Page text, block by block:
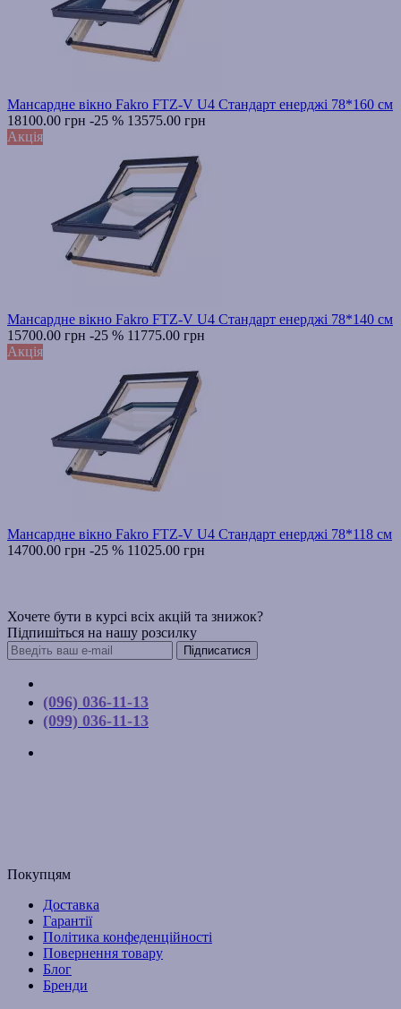
Мансардне вікно Fakro FTZ-V U4 Стандарт енерджі 78*160 см
18100.00 грн -25 % 13575.00 грн
Акція
Мансардне вікно Fakro FTZ-V U4 Стандарт енерджі 78*140 см
15700.00 грн -25 % 11775.00 грн
Акція
Мансардне вікно Fakro FTZ-V U4 Стандарт енерджі 78*118 см
14700.00 грн -25 % 11025.00 грн
Хочете бути в курсі всіх акцій та знижок?
Підпишіться на нашу розсилку
Підписатися
(096) 036-11-13
(099) 036-11-13
Покупцям
Доставка
Гарантії
Політика конфеденційності
Повернення товару
Блог
Бренди